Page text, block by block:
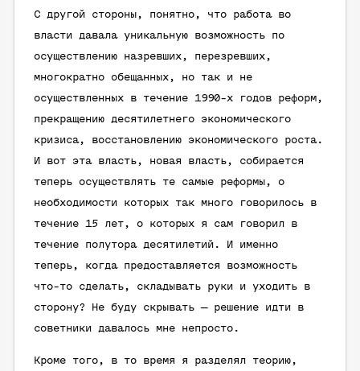
С другой стороны, понятно, что работа во
власти давала уникальную возможность по
осуществлению назревших, перезревших,
многократно обещанных, но так и не
осуществленных в течение 1990-х годов реформ,
прекращению десятилетнего экономического
кризиса, восстановлению экономического роста.
И вот эта власть, новая власть, собирается
теперь осуществлять те самые реформы, о
необходимости которых так много говорилось в
течение 15 лет, о которых я сам говорил в
течение полутора десятилетий. И именно
теперь, когда предоставляется возможность
что-то сделать, складывать руки и уходить в
сторону? Не буду скрывать — решение идти в
советники давалось мне непросто.
Кроме того, в то время я разделял теорию,